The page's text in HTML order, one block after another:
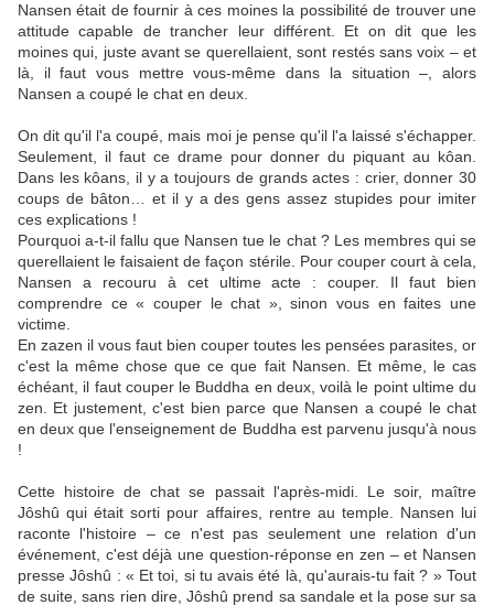
Nansen était de fournir à ces moines la possibilité de trouver une
attitude capable de trancher leur différent. Et on dit que les
moines qui, juste avant se querellaient, sont restés sans voix – et
là, il faut vous mettre vous-même dans la situation –, alors
Nansen a coupé le chat en deux.
On dit qu'il l'a coupé, mais moi je pense qu'il l'a laissé s'échapper.
Seulement, il faut ce drame pour donner du piquant au kôan.
Dans les kôans, il y a toujours de grands actes : crier, donner 30
coups de bâton… et il y a des gens assez stupides pour imiter
ces explications !
Pourquoi a-t-il fallu que Nansen tue le chat ? Les membres qui se
querellaient le faisaient de façon stérile. Pour couper court à cela,
Nansen a recouru à cet ultime acte : couper. Il faut bien
comprendre ce « couper le chat », sinon vous en faites une
victime.
En zazen il vous faut bien couper toutes les pensées parasites, or
c'est la même chose que ce que fait Nansen. Et même, le cas
échéant, il faut couper le Buddha en deux, voilà le point ultime du
zen. Et justement, c'est bien parce que Nansen a coupé le chat
en deux que l'enseignement de Buddha est parvenu jusqu'à nous
!
Cette histoire de chat se passait l'après-midi. Le soir, maître
Jôshû qui était sorti pour affaires, rentre au temple. Nansen lui
raconte l'histoire – ce n'est pas seulement une relation d'un
événement, c'est déjà une question-réponse en zen – et Nansen
presse Jôshû : « Et toi, si tu avais été là, qu'aurais-tu fait ? » Tout
de suite, sans rien dire, Jôshû prend sa sandale et la pose sur sa